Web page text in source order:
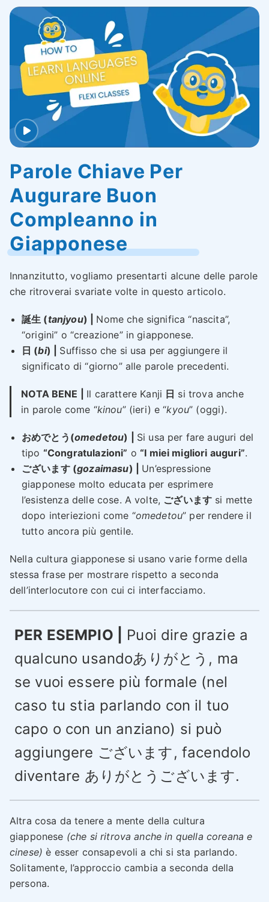
Parole Chiave Per
Augurare Buon
Compleanno in
Giapponese
Innanzitutto, vogliamo presentarti alcune delle parole
che ritroverai svariate volte in questo articolo.
誕生 (tanjyou) | Nome che significa “nascita”,
“origini” o “creazione” in giapponese.
日 (bi) | Suffisso che si usa per aggiungere il
significato di “giorno” alle parole precedenti.
NOTA BENE | Il carattere Kanji 日 si trova anche
in parole come “kinou” (ieri) e “kyou” (oggi).
おめでとう(omedetou) | Si usa per fare auguri del
tipo “Congratulazioni” o“I miei migliori auguri”.
ございます (gozaimasu) | Un’espressione
giapponese molto educata per esprimere
l’esistenza delle cose. A volte, ございます si mette
dopo interiezioni come “omedetou” per rendere il
tutto ancora più gentile.
Nella cultura giapponese si usano varie forme della
stessa frase per mostrare rispetto a seconda
dell’interlocutore con cui ci interfacciamo.
PER ESEMPIO |
Puoi dire grazie a
qualcuno usandoありがとう, ma
se vuoi essere più formale (nel
caso tu stia parlando con il tuo
capo o con un anziano) si può
aggiungere ございます, facendolo
diventare ありがとうございます.
Altra cosa da tenere a mente della cultura
giapponese (che si ritrova anche in quella coreana e
cinese) è esser consapevoli a chi si sta parlando.
Solitamente, l’approccio cambia a seconda della
persona.